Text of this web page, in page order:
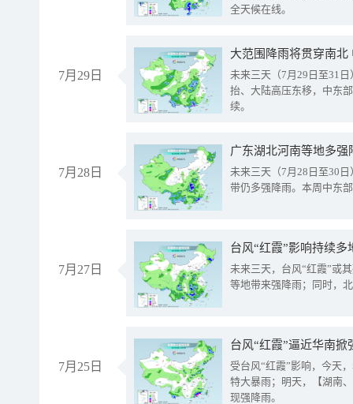
全天候在线。
7月29日
大范围降雨将贯穿南
未来三天（7月29日至31
抬、大陆高压东移，中东
续。
7月28日
广东湖北河南等地多
未来三天（7月28日至30
带仍多强降雨。本周中东
7月27日
台风“红霞”影响持续
未来三天，台风“红霞”或
等地带来强降雨；同时，
7月25日
台风“红霞”逼近华南
受台风“红霞”影响，今天
特大暴雨；明天，【湖南
现强降雨。